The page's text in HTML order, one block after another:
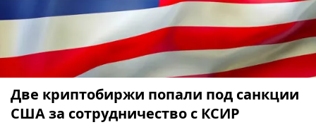
Две криптобиржи попали под санкции
США за сотрудничество с КСИР